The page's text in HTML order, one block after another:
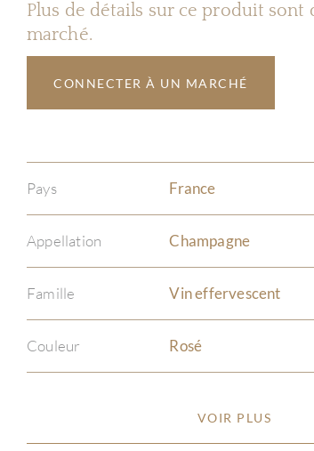
Plus de détails sur ce produit
marché.
CONNECTER À UN MARCHÉ
Pays France
Appellation Champagne
Famille Vin effervescent
Couleur Rosé
VOIR PLUS